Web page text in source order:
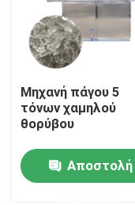
Μηχανή πάγου 5
τόνων χαμηλού
θορύβου
Αποστολή